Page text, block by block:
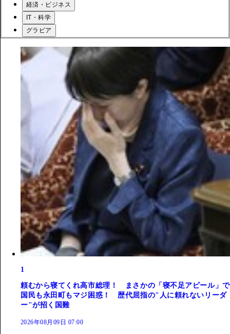
経済・ビジネス
IT・科学
グラビア
1
頼むから寝てくれ高市総理！ まさかの「寝不足アピール」で
国民も永田町もマジ困惑！ 歴代屈指の"人に頼れないリーダ
ー"が招く国難
2026年08月09日 07:00